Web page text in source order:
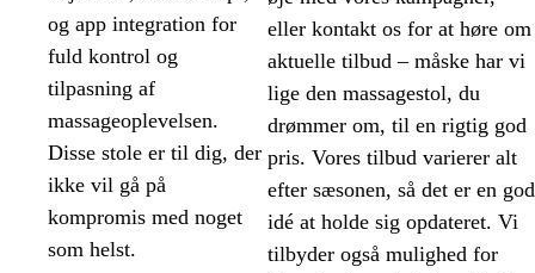
og app integration for
fuld kontrol og
tilpasning af
massageoplevelsen.
Disse stole er til dig, der
ikke vil gå på
kompromis med noget
som helst.
eller kontakt os for at høre om
aktuelle tilbud – måske har vi
lige den massagestol, du
drømmer om, til en rigtig god
pris. Vores tilbud varierer alt
efter sæsonen, så det er en god
idé at holde sig opdateret. Vi
tilbyder også mulighed for